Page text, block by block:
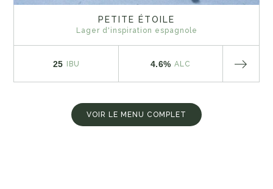
PETITE ÉTOILE
Lager d'inspiration espagnole
25 IBU 4.6% ALC
VOIR LE MENU COMPLET